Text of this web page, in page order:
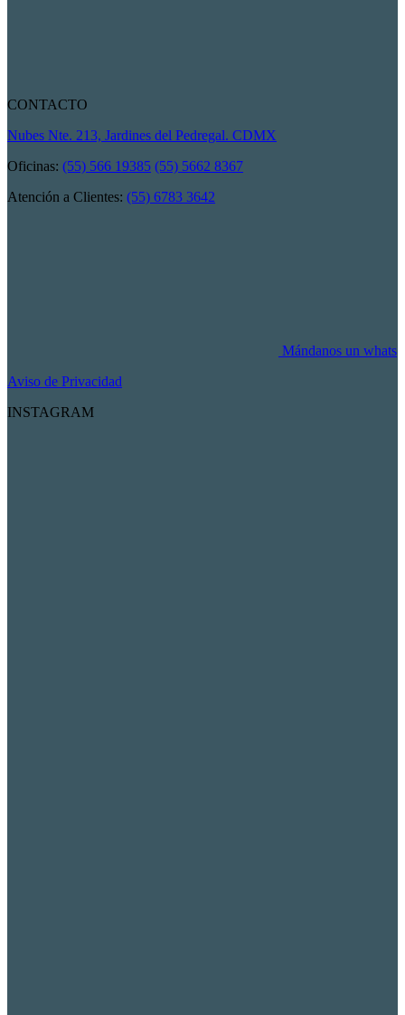
CONTACTO
Nubes Nte. 213, Jardines del Pedregal. CDMX
Oficinas: (55) 566 19385 (55) 5662 8367
Atención a Clientes: (55) 6783 3642
Mándanos un whats
Aviso de Privacidad
INSTAGRAM